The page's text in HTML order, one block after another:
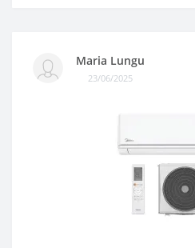
Maria Lungu
23/06/2025